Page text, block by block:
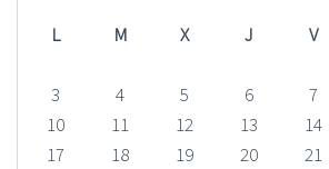
L M X J V
3
4 5 6 7
10
11 12 13 14
17
18 19 20 21